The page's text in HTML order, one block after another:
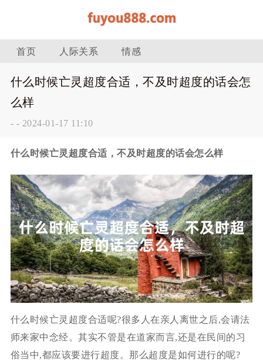
首页 人际关系 情感
什么时候亡灵超度合适，不及时超度的话会怎
么样
- - 2024-01-17 11:10
什么时候亡灵超度合适，不及时超度的话会怎么样
什么时候亡灵超度合适呢?很多人在亲人离世之后,会请法
师来家中念经。其实不管是在道家而言,还是在民间的习
俗当中,都应该要进行超度。那么超度是如何进行的呢?